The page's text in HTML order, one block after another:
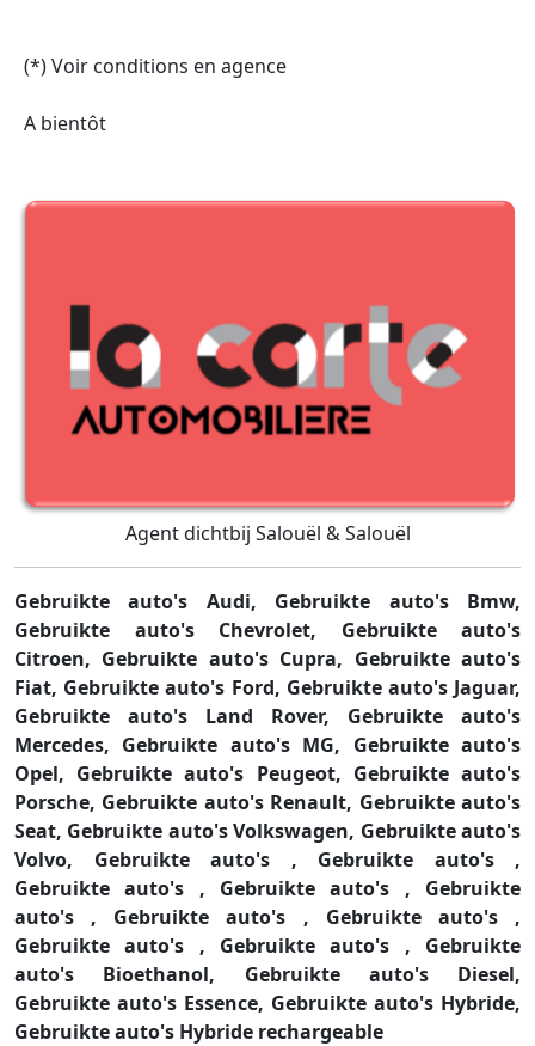
(*) Voir conditions en agence
A bientôt
Agent dichtbij Salouël & Salouël
Gebruikte auto's Audi, Gebruikte auto's Bmw,
Gebruikte auto's Chevrolet, Gebruikte auto's
Citroen, Gebruikte auto's Cupra, Gebruikte auto's
Fiat, Gebruikte auto's Ford, Gebruikte auto's Jaguar,
Gebruikte auto's Land Rover, Gebruikte auto's
Mercedes, Gebruikte auto's MG, Gebruikte auto's
Opel, Gebruikte auto's Peugeot, Gebruikte auto's
Porsche, Gebruikte auto's Renault, Gebruikte auto's
Seat, Gebruikte auto's Volkswagen, Gebruikte auto's
Volvo, Gebruikte auto's , Gebruikte auto's ,
Gebruikte auto's , Gebruikte auto's , Gebruikte
auto's , Gebruikte auto's , Gebruikte auto's ,
Gebruikte auto's , Gebruikte auto's , Gebruikte
auto's Bioethanol, Gebruikte auto's Diesel,
Gebruikte auto's Essence, Gebruikte auto's Hybride,
Gebruikte auto's Hybride rechargeable